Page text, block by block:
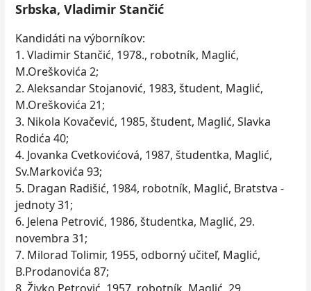
Srbska, Vladimir Stančić
Kandidáti na výborníkov:
1. Vladimir Stančić, 1978., robotník, Maglić,
M.Oreškovića 2;
2. Aleksandar Stojanović, 1983, študent, Maglić,
M.Oreškovića 21;
3. Nikola Kovačević, 1985, študent, Maglić, Slavka
Rodića 40;
4. Jovanka Cvetkovićová, 1987, študentka, Maglić,
Sv.Markovića 93;
5. Dragan Radišić, 1984, robotník, Maglić, Bratstva -
jednoty 31;
6. Jelena Petrović, 1986, študentka, Maglić, 29.
novembra 31;
7. Milorad Tolimir, 1955, odborný učiteľ, Maglić,
B.Prodanovića 87;